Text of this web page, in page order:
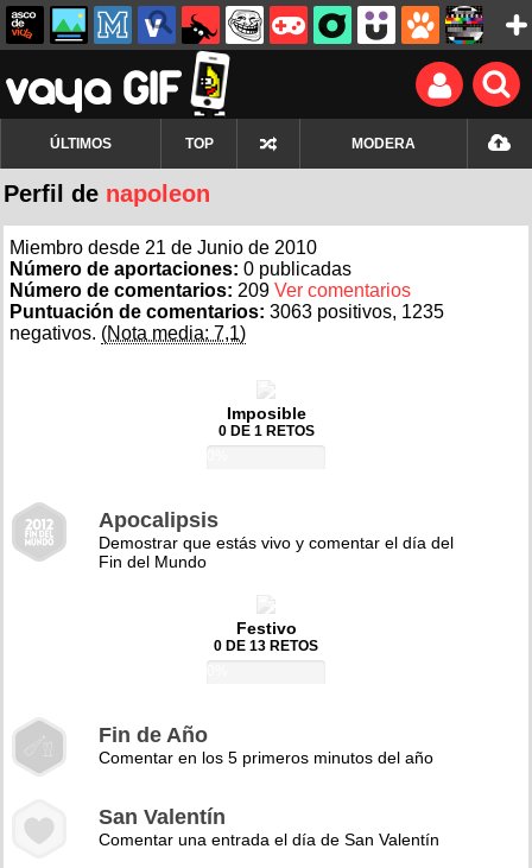
ÚLTIMOS TOP MODERA
Perfil de napoleon
Miembro desde 21 de Junio de 2010
Número de aportaciones: 0 publicadas
Número de comentarios: 209 Ver comentarios
Puntuación de comentarios: 3063 positivos, 1235
negativos. (Nota media: 7,1)
Imposible
0 DE 1 RETOS
Apocalipsis
Demostrar que estás vivo y comentar el día del
Fin del Mundo
Festivo
0 DE 13 RETOS
Fin de Año
Comentar en los 5 primeros minutos del año
San Valentín
Comentar una entrada el día de San Valentín